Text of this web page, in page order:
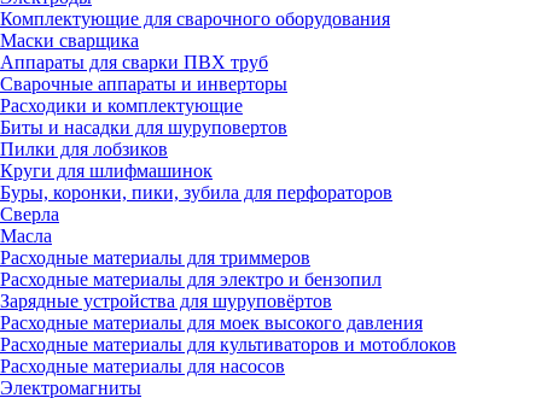
Комплектующие для сварочного оборудования
Маски сварщика
Аппараты для сварки ПВХ труб
Сварочные аппараты и инверторы
Расходики и комплектующие
Биты и насадки для шуруповертов
Пилки для лобзиков
Круги для шлифмашинок
Буры, коронки, пики, зубила для перфораторов
Сверла
Масла
Расходные материалы для триммеров
Расходные материалы для электро и бензопил
Зарядные устройства для шуруповёртов
Расходные материалы для моек высокого давления
Расходные материалы для культиваторов и мотоблоков
Расходные материалы для насосов
Электромагниты